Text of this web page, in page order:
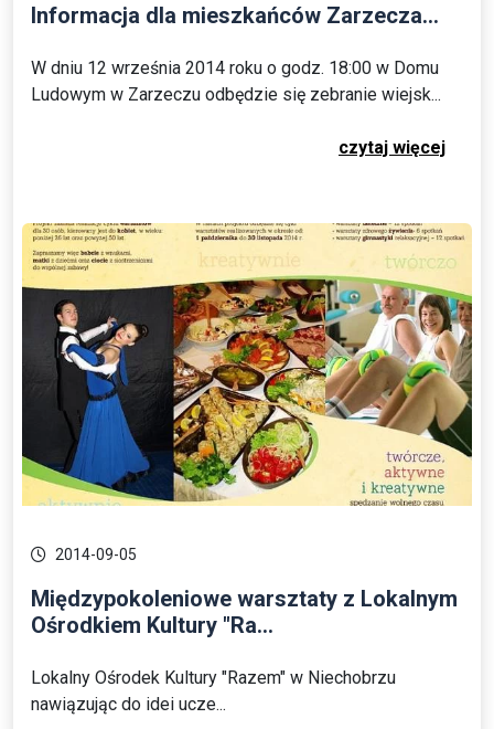
Informacja dla mieszkańców Zarzecza...
W dniu 12 września 2014 roku o godz. 18:00 w Domu
Ludowym w Zarzeczu odbędzie się zebranie wiejsk...
czytaj więcej
2014-09-05
Międzypokoleniowe warsztaty z Lokalnym
Ośrodkiem Kultury "Ra...
Lokalny Ośrodek Kultury "Razem" w Niechobrzu
nawiązując do idei ucze...